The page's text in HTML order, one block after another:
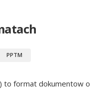
PPTM
to format dokumentow o